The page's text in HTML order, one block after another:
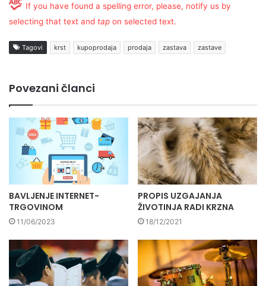
If you have found a spelling error, please, notify us by
selecting that text and tap on selected text.
Tagovi krst kupoprodaja prodaja zastava zastave
Povezani članci
BAVLJENJE INTERNET-
TRGOVINOM
11/06/2023
PROPIS UZGAJANJA
ŽIVOTINJA RADI KRZNA
18/12/2021